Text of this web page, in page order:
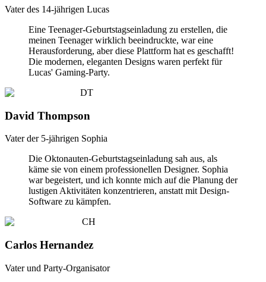
Vater des 14-jährigen Lucas
Eine Teenager-Geburtstagseinladung zu erstellen, die
meinen Teenager wirklich beeindruckte, war eine
Herausforderung, aber diese Plattform hat es geschafft!
Die modernen, eleganten Designs waren perfekt für
Lucas' Gaming-Party.
DT
David Thompson
Vater der 5-jährigen Sophia
Die Oktonauten-Geburtstagseinladung sah aus, als
käme sie von einem professionellen Designer. Sophia
war begeistert, und ich konnte mich auf die Planung der
lustigen Aktivitäten konzentrieren, anstatt mit Design-
Software zu kämpfen.
CH
Carlos Hernandez
Vater und Party-Organisator